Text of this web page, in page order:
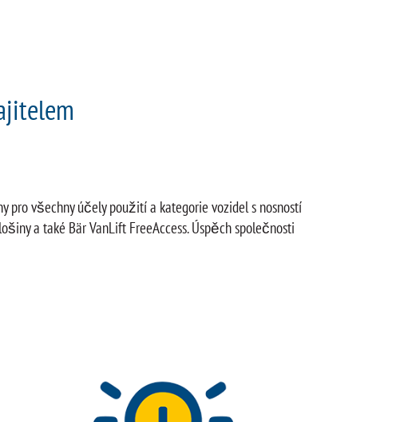
pro všechny účely použití a kategorie vozidel s nosností
a také Bär VanLift FreeAccess. Úspěch společnosti